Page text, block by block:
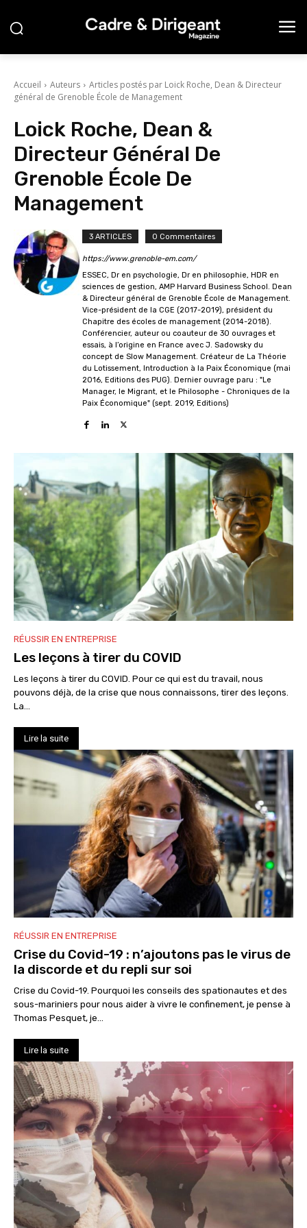
Accueil Auteurs
Articles postés par Loick Roche, Dean & Directeur
général de Grenoble École de Management
Loick Roche, Dean &
Directeur Général De
Grenoble École De
Management
3 ARTICLES 0 Commentaires
https://www.grenoble-em.com/
ESSEC, Dr en psychologie, Dr en philosophie, HDR en
sciences de gestion, AMP Harvard Business School. Dean
& Directeur général de Grenoble École de Management.
Vice-président de la CGE (2017-2019), président du
Chapitre des écoles de management (2014-2018).
Conférencier, auteur ou coauteur de 30 ouvrages et
essais, à l’origine en France avec J. Sadowsky du
concept de Slow Management. Créateur de La Théorie
du Lotissement, Introduction à la Paix Économique (mai
2016, Editions des PUG). Dernier ouvrage paru : "Le
Manager, le Migrant, et le Philosophe - Chroniques de la
Paix Économique" (sept. 2019, Editions)
RÉUSSIR EN ENTREPRISE
Les leçons à tirer du COVID
Les leçons à tirer du COVID. Pour ce qui est du travail, nous
pouvons déjà, de la crise que nous connaissons, tirer des leçons.
La...
Lire la suite
RÉUSSIR EN ENTREPRISE
Crise du Covid-19 : n’ajoutons pas le virus de
la discorde et du repli sur soi
Crise du Covid-19. Pourquoi les conseils des spationautes et des
sous-mariniers pour nous aider à vivre le confinement, je pense à
Thomas Pesquet, je...
Lire la suite